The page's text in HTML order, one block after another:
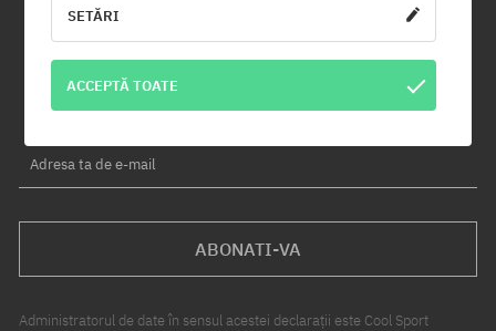
În plus, vei primi un cod de reducere de -5% pentru întreaga
Adresa ta de e-mail
ABONATI-VA
Administratorul de date în sensul acestei declarații este Cool Sport
SETĂRI
ACCEPTĂ TOATE